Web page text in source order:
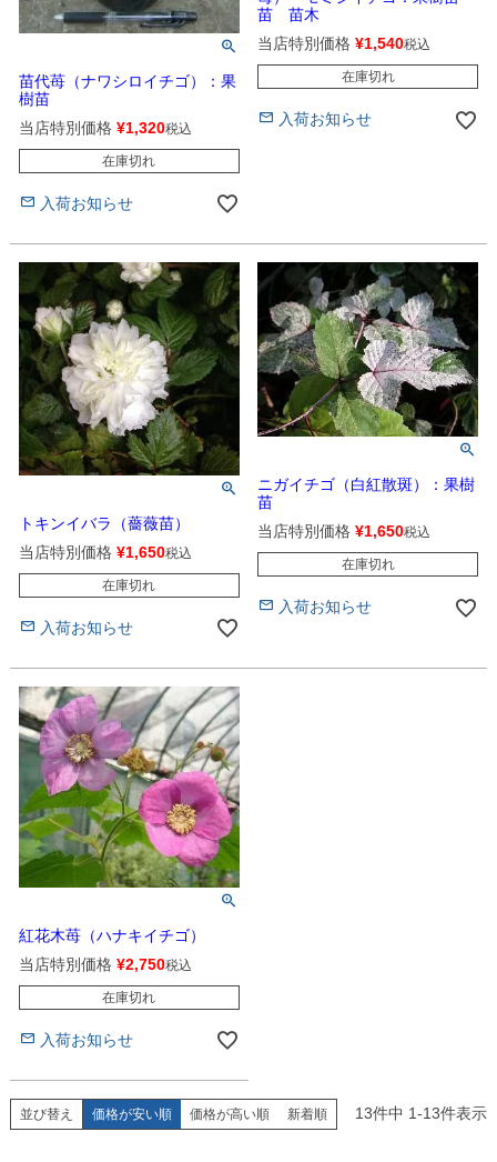
苗代苺（ナワシロイチゴ）：果
樹苗
当店特別価格 ¥1,320税込
在庫切れ
入荷お知らせ
苗 苗木
当店特別価格 ¥1,540税込
在庫切れ
入荷お知らせ
トキンイバラ（薔薇苗）
当店特別価格 ¥1,650税込
在庫切れ
入荷お知らせ
ニガイチゴ（白紅散斑）：果樹
苗
当店特別価格 ¥1,650税込
在庫切れ
入荷お知らせ
紅花木苺（ハナキイチゴ）
当店特別価格 ¥2,750税込
在庫切れ
入荷お知らせ
並び替え 価格が安い順 価格が高い順 新着順 13件中 1-13件表示